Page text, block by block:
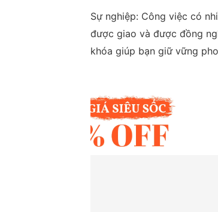
Sự nghiệp: Công việc có
được giao và được đồng
khóa giúp bạn giữ vững